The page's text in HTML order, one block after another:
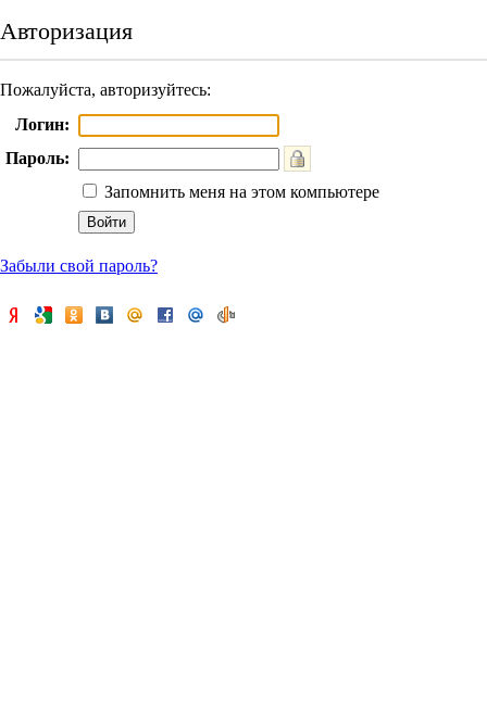
Авторизация
Пожалуйста, авторизуйтесь:
Логин:
Пароль:
Запомнить меня на этом компьютере
Забыли свой пароль?